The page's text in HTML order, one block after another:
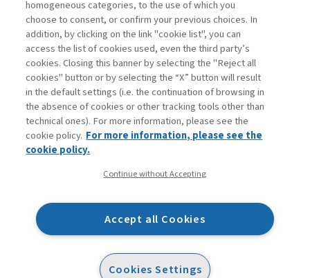
Contatti
Abbonamenti
Archivio rubriche
Privacy
Dichiarazione di accessibilità
Mappa del sito
homogeneous categories, to the use of which you
choose to consent, or confirm your previous choices. In
addition, by clicking on the link "cookie list", you can
access the list of cookies used, even the third party’s
cookies. Closing this banner by selecting the "Reject all
cookies" button or by selecting the “X” button will result
in the default settings (i.e. the continuation of browsing in
the absence of cookies or other tracking tools other than
technical ones). For more information, please see the
cookie policy. For more information, please see the
cookie policy.
Continue without Accepting
Accept all Cookies
Cookies Settings